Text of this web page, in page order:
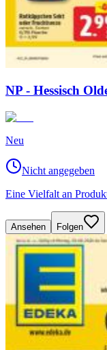
NP - Hessisch
Neu
Nicht angegeben
Eine Vielfalt an
Ansehen Folgen